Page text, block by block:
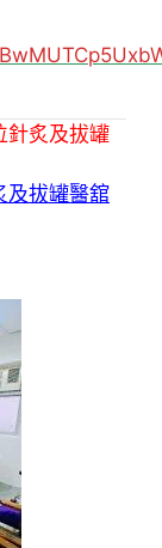
針炙及拔罐
及拔罐醫舘